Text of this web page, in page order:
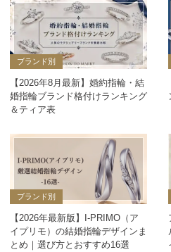
ブランド別
【2026年8月最新】婚約指輪・結
婚指輪ブランド格付けランキング
＆ティア表
ブランド別
【2026年最新版】I-PRIMO（ア
イプリモ）の結婚指輪デザインま
とめ｜選び方とおすすめ16選